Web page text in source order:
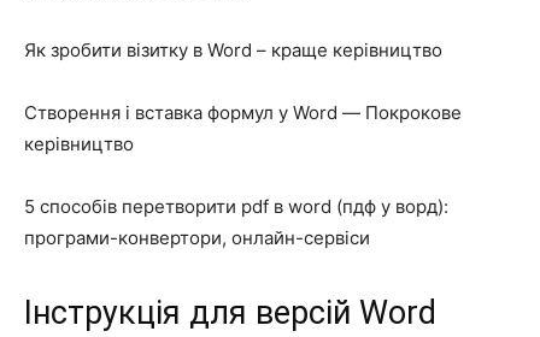
Як зробити візитку в Word – краще керівництво
Створення і вставка формул у Word — Покрокове
керівництво
5 способів перетворити pdf в word (пдф у ворд):
програми-конвертори, онлайн-сервіси
Інструкція для версій Word